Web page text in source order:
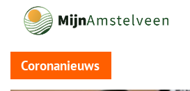
Coronanieuws